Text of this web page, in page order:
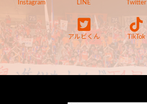
Instagram LINE Twitter
アルビくん TikTok